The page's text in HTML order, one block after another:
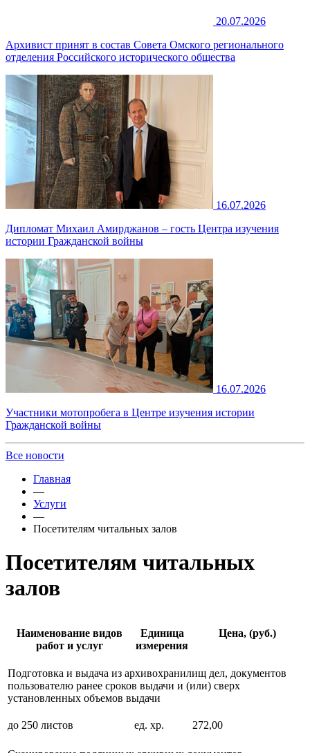
20.07.2026
Архивист принят в состав Совета Омского регионального
отделения Российского исторического общества
16.07.2026
Дипломат Михаил Амирджанов – гость Центра изучения
истории Гражданской войны
16.07.2026
Участники мотопробега в Центре изучения истории
Гражданской войны
Все новости
Главная
—
Услуги
—
Посетителям читальных залов
Посетителям читальных
залов
Наименование видов
работ и услуг
Единица
измерения
Цена, (руб.)
Подготовка и выдача из архивохранилищ дел, документов
пользователю ранее сроков выдачи и (или) сверх
установленных объемов выдачи
до 250 листов ед. хр. 272,00